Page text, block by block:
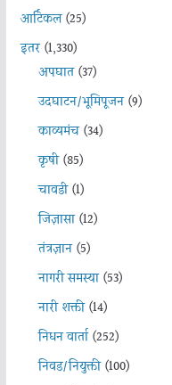
आर्टिकल(25)
इतर(1,330)
अपघात(37)
उदघाटन/भूमिपूजन(9)
काव्यमंच(34)
कृषी(85)
चावडी(1)
जिज्ञासा(12)
तंत्रज्ञान(5)
नागरी समस्या(53)
नारी शक्ती(14)
निधन वार्ता(252)
निवड/नियुक्ती(100)